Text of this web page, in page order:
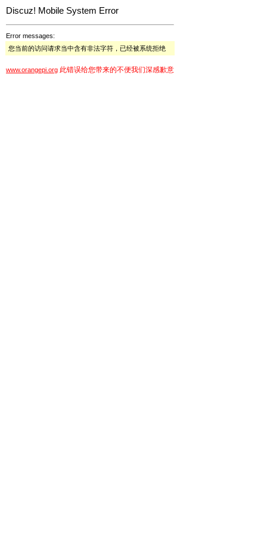
Discuz! Mobile System Error
Error messages:
您当前的访问请求当中含有非法字符，已经被系统拒绝
www.orangepi.org 此错误给您带来的不便我们深感歉意